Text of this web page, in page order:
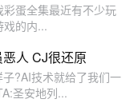
蛋全集最近有不少玩
戏的内...
恶人 CJ很还原
子?AI技术就给了我们一
圣安地列...